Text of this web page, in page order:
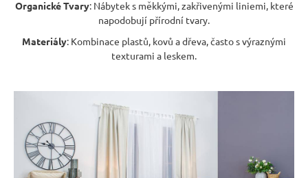
Organické Tvary: Nábytek s měkkými, zakřivenými liniemi, které
napodobují přírodní tvary.
Materiály: Kombinace plastů, kovů a dřeva, často s výraznými
texturami a leskem.